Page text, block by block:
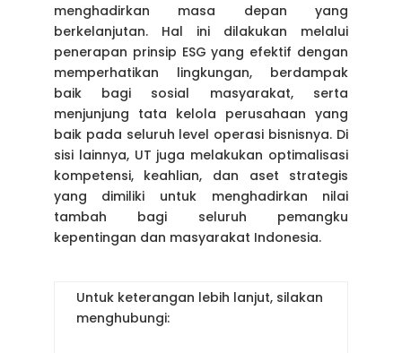
menghadirkan masa depan yang
berkelanjutan. Hal ini dilakukan melalui
penerapan prinsip ESG yang efektif dengan
memperhatikan lingkungan, berdampak
baik bagi sosial masyarakat, serta
menjunjung tata kelola perusahaan yang
baik pada seluruh level operasi bisnisnya. Di
sisi lainnya, UT juga melakukan optimalisasi
kompetensi, keahlian, dan aset strategis
yang dimiliki untuk menghadirkan nilai
tambah bagi seluruh pemangku
kepentingan dan masyarakat Indonesia.
Untuk keterangan lebih lanjut, silakan
menghubungi: